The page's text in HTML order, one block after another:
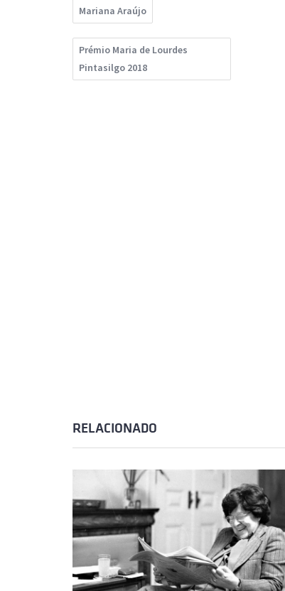
Mariana Araújo
Prémio Maria de Lourdes
Pintasilgo 2018
RELACIONADO